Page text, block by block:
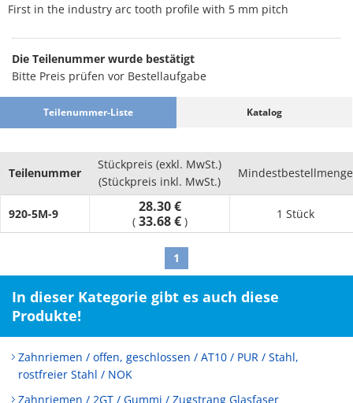
First in the industry arc tooth profile with 5 mm pitch
Die Teilenummer wurde bestätigt
Bitte Preis prüfen vor Bestellaufgabe
Teilenummer-Liste Katalog
Teilenummer
Stückpreis (exkl. MwSt.)
(Stückpreis inkl. MwSt.)
Mindestbestellmenge
920-5M-9 28.30 €
( 33.68 € )
1 Stück
1
In dieser Kategorie gibt es auch diese
Produkte!
Zahnriemen / offen, geschlossen / AT10 / PUR / Stahl,
rostfreier Stahl / NOK
Zahnriemen / 2GT / Gummi / Zugstrang Glasfaser